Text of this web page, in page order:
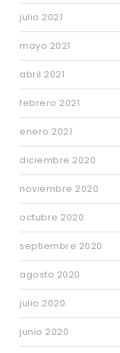
julio 2021
mayo 2021
abril 2021
febrero 2021
enero 2021
diciembre 2020
noviembre 2020
octubre 2020
septiembre 2020
agosto 2020
julio 2020
junio 2020